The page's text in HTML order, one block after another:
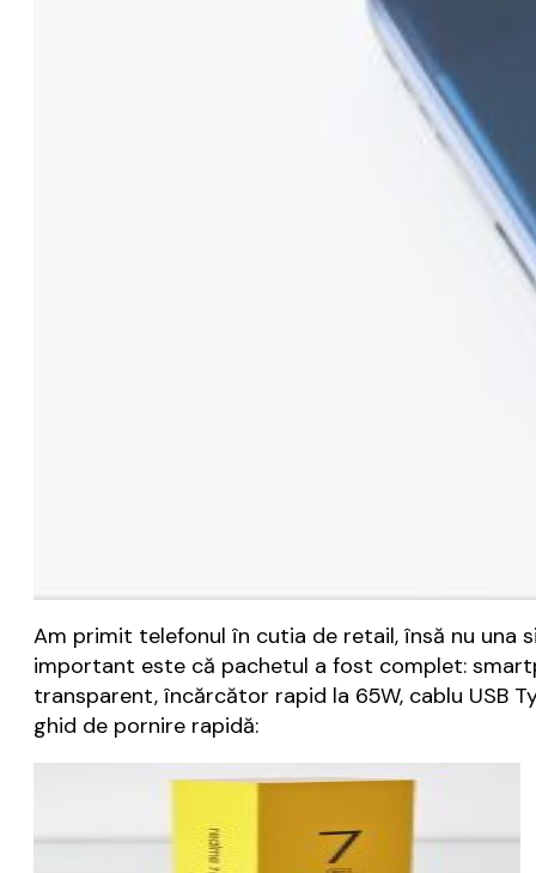
Am primit telefonul în cutia de retail, însă nu una
important este că pachetul a fost complet:
transparent, încărcător rapid la 65W, cablu USB
ghid de pornire rapidă: